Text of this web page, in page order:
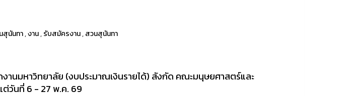
สุนันทา,งาน,รับสมัครงาน,สวนสุนันทา
านมหาวิทยาลัย (งบประมาณเงินรายได้) สังกัด คณะมนุษยศาสตร์และ
ต่วันที่ 6 - 27 พ.ค. 69